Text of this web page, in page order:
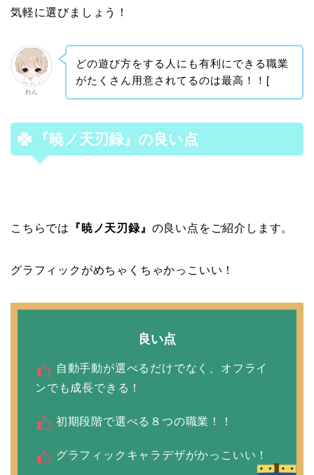
気軽に選びましょう！
れん
どの遊び方をする人にも有利にできる職業
がたくさん用意されてるのは最高！！[
『暁ノ天刃録』 の良い点
こちらでは 『暁ノ天刃録』 の良い点をご紹介します。
グラフィックがめちゃくちゃかっこいい！
良い点
自動手動が選べるだけでなく、オフライ
ンでも成長できる！
初期段階で選べる８つの職業！！
グラフィックキャラデザがかっこいい！